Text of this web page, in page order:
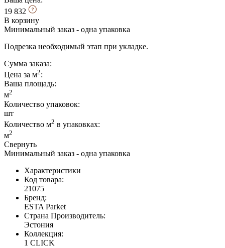
19 832
В корзину
Минимальный заказ - одна упаковка
Подрезка необходимый этап при укладке.
Сумма заказа:
Цена за м2:
Ваша площадь:
м2
Количество упаковок:
шт
Количество м2 в упаковках:
м2
Свернуть
Минимальный заказ - одна упаковка
Характеристики
Код товара:
21075
Бренд:
ESTA Parket
Страна Производитель:
Эстония
Коллекция:
1 CLICK